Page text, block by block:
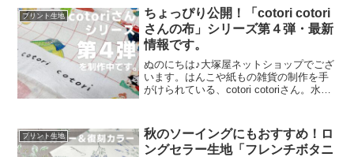
集ページよりご覧いただけます。＼
mingswi
プリント生地
ちょっぴり公開！「cotori cotori
さんの布」シリーズ第４弾・最新
情報です。
ぬのにちは♪大塚屋ネットショップでござ
います。はんこや紙もの雑貨の制作を手
がけられている、cotori cotoriさん。水彩
開されています。cotori cotori
プリント生地
秋のソーイングにもおすすめ！ロ
ングセラー生地「フレンチボタニ